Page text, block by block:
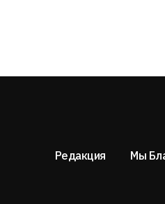
Редакция Мы